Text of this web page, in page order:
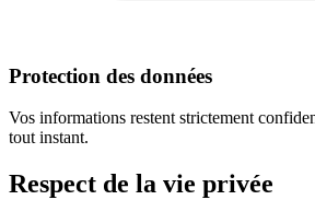
Protection des données
Vos informations restent strictement
tout instant.
Respect de la vie privée